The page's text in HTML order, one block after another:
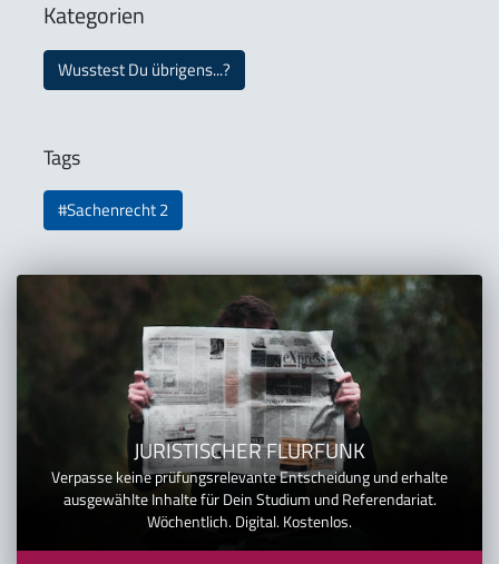
Kategorien
Wusstest Du übrigens...?
Tags
#Sachenrecht 2
JURISTISCHER FLURFUNK
Verpasse keine prüfungsrelevante Entscheidung und erhalte
ausgewählte Inhalte für Dein Studium und Referendariat.
Wöchentlich. Digital. Kostenlos.